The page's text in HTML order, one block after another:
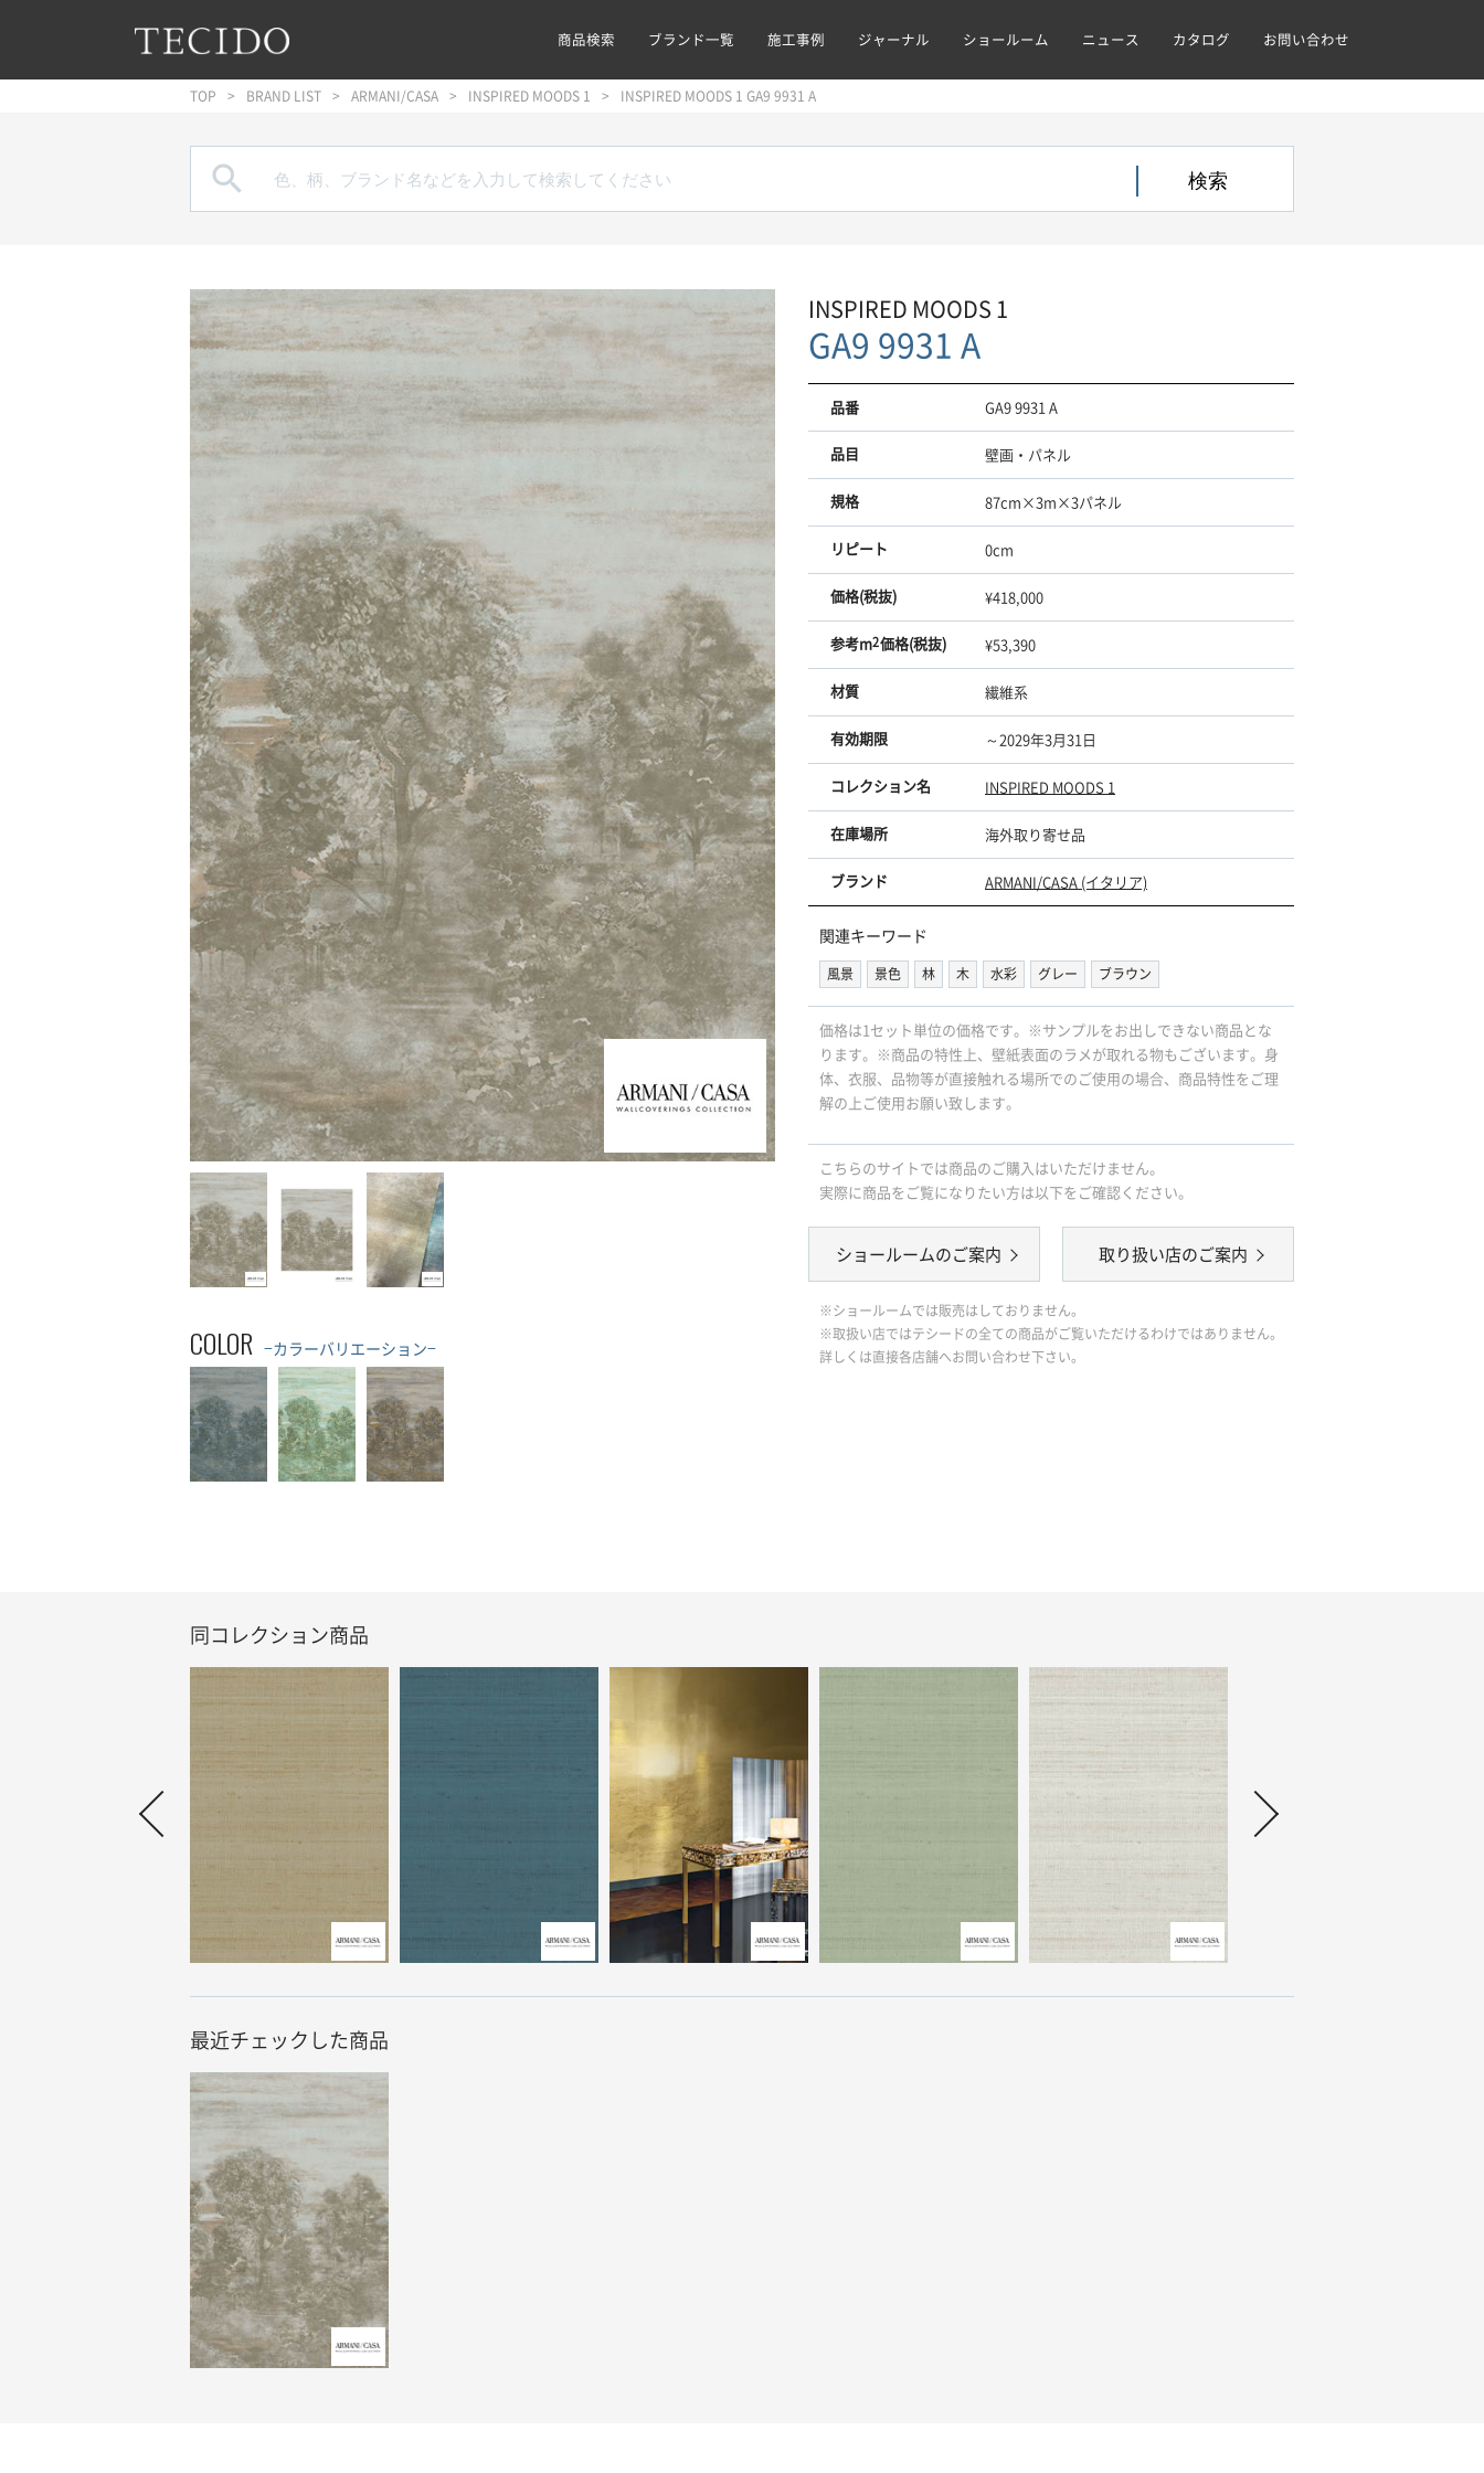
メインナビゲーションへジャンプ
メインコンテンツへジャンプ
フッターへジャンプ 商品検索 ブランド一覧 施工事例 ジャーナル ショールーム ニュース カタログ お問い合わせ
TOP BRAND LIST ARMANI/CASA INSPIRED MOODS 1 INSPIRED MOODS 1 GA9 9931 A

COLOR −カラーバリエーション−
INSPIRED MOODS 1
GA9 9931 A
品番 GA9 9931 A
品目 壁画・パネル
規格 87cm×3m×3パネル
リピート 0cm
価格(税抜) ¥418,000
参考m2価格(税抜) ¥53,390
材質 繊維系
有効期限 ～2029年3月31日
コレクション名 INSPIRED MOODS 1
在庫場所 海外取り寄せ品
ブランド ARMANI/CASA (イタリア)
関連キーワード
風景 景色 林 木 水彩 グレー ブラウン
価格は1セット単位の価格です。※サンプルをお出しできない商品とな
ります。※商品の特性上、壁紙表面のラメが取れる物もございます。身
体、衣服、品物等が直接触れる場所でのご使用の場合、商品特性をご理
解の上ご使用お願い致します。
こちらのサイトでは商品のご購入はいただけません。
実際に商品をご覧になりたい方は以下をご確認ください。
ショールームのご案内 取り扱い店のご案内
※ショールームでは販売はしておりません。
※取扱い店ではテシードの全ての商品がご覧いただけるわけではありません。
詳しくは直接各店舗へお問い合わせ下さい。
同コレクション商品
最近チェックした商品